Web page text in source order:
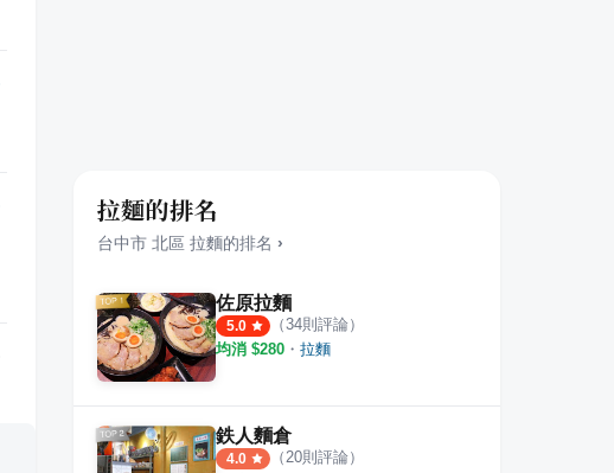
拉麵的排名
台中市 北區 拉麵的排名 ›
佐原拉麵
5.0 （34則評論）
均消 $280 ・ 拉麵
鉄人麵倉
4.0 （20則評論）